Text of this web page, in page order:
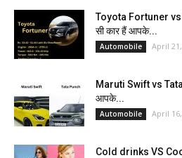
Toyota Fortuner
सी कार हैं आपके...
Automobile April
Maruti Swift vs Tata
आपके...
Automobile April
Cold drinks VS